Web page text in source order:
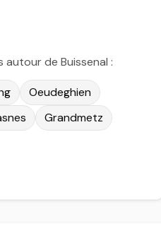
autour de Buissenal :
Oeudeghien
Grandmetz